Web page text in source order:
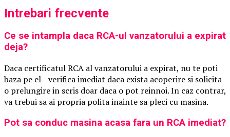
Intrebari frecvente
Ce se intampla daca RCA-ul vanzatorului a expirat
deja?
Daca certificatul RCA al vanzatorului a expirat, nu te poti
baza pe el—verifica imediat daca exista acoperire si solicita
o prelungire in scris doar daca o pot reinnoi. In caz contrar,
va trebui sa ai propria polita inainte sa pleci cu masina.
Pot sa conduc masina acasa fara un RCA imediat?